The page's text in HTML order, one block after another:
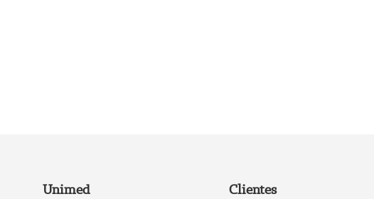
Unimed Clientes